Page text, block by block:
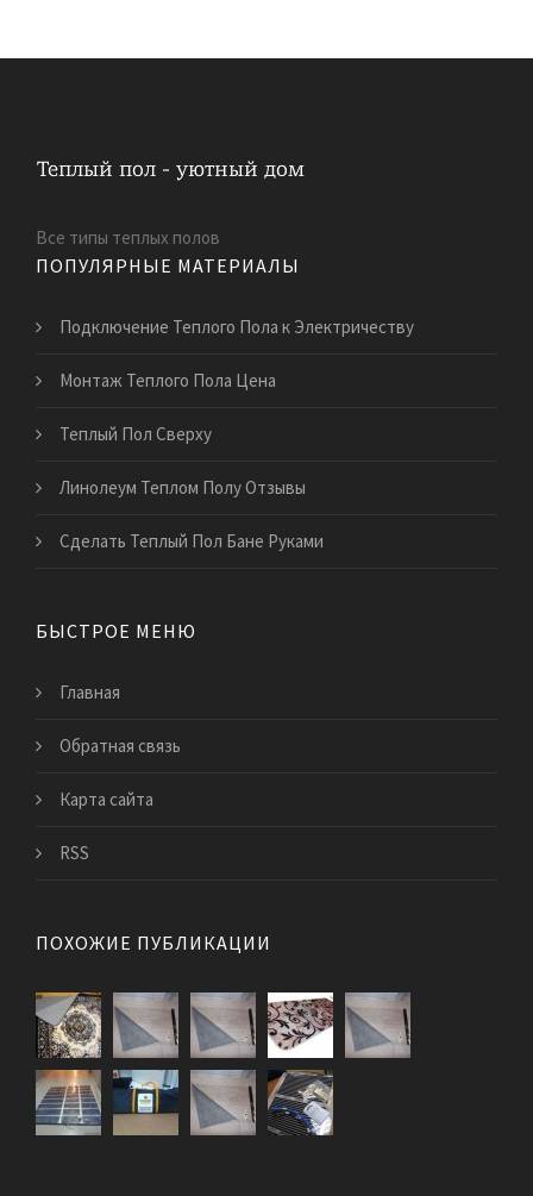
Все типы теплых полов
ПОПУЛЯРНЫЕ МАТЕРИАЛЫ
Подключение Теплого Пола к Электричеству
Монтаж Теплого Пола Цена
Теплый Пол Сверху
Линолеум Теплом Полу Отзывы
Сделать Теплый Пол Бане Руками
БЫСТРОЕ МЕНЮ
Главная
Обратная связь
Карта сайта
RSS
ПОХОЖИЕ ПУБЛИКАЦИИ